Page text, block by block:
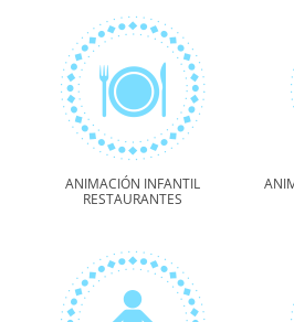
ANIMACIÓN INFANTIL
RESTAURANTES